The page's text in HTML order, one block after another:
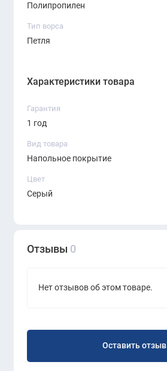
Полипропилен
Тип ворса
Петля
Характеристики товара
Гарантия
1 год
Вид товара
Напольное покрытие
Цвет
Серый
Отзывы 0
Нет отзывов об этом товаре.
Оставить отзыв